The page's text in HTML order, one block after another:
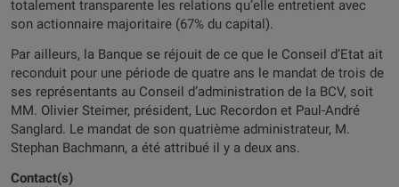
totalement transparente les relations qu’elle entretient avec
son actionnaire majoritaire (67% du capital).
Par ailleurs, la Banque se réjouit de ce que le Conseil d’Etat ait
reconduit pour une période de quatre ans le mandat de trois de
ses représentants au Conseil d’administration de la BCV, soit
MM. Olivier Steimer, président, Luc Recordon et Paul-André
Sanglard. Le mandat de son quatrième administrateur, M.
Stephan Bachmann, a été attribué il y a deux ans.
Contact(s)